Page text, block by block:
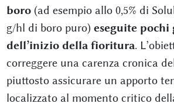
boro(ad esempio allo 0,5% di
g/hl di boro puro) eseguite
dell’inizio della fioritura.
correggere una carenza cronica
piuttosto assicurare un apporto
localizzato al momento critico